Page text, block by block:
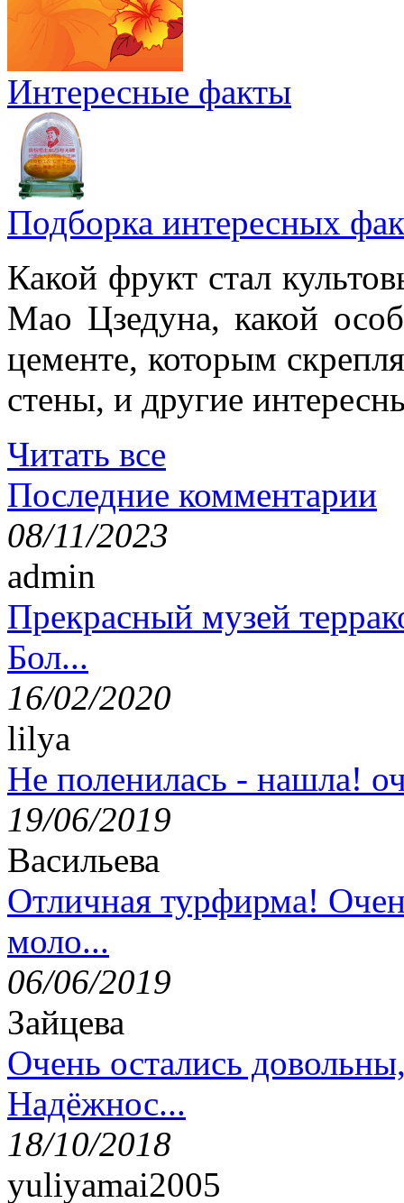
Интересные факты
Подборка интересных
Какой фрукт стал
Мао Цзедуна, какой
цементе, которым
стены, и другие
Читать все
Последние комментарии
08/11/2023
admin
Прекрасный музей
Бол...
16/02/2020
lilya
Не поленилась - нашла!
19/06/2019
Васильева
Отличная турфирма!
моло...
06/06/2019
Зайцева
Очень остались
Надёжнос...
18/10/2018
yuliyamai2005